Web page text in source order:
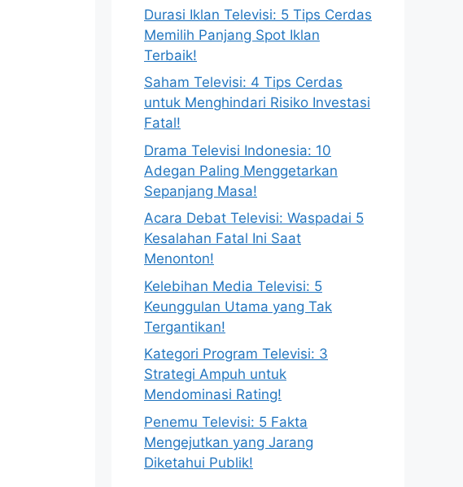
Durasi Iklan Televisi: 5 Tips Cerdas
Memilih Panjang Spot Iklan
Terbaik!
Saham Televisi: 4 Tips Cerdas
untuk Menghindari Risiko Investasi
Fatal!
Drama Televisi Indonesia: 10
Adegan Paling Menggetarkan
Sepanjang Masa!
Acara Debat Televisi: Waspadai 5
Kesalahan Fatal Ini Saat
Menonton!
Kelebihan Media Televisi: 5
Keunggulan Utama yang Tak
Tergantikan!
Kategori Program Televisi: 3
Strategi Ampuh untuk
Mendominasi Rating!
Penemu Televisi: 5 Fakta
Mengejutkan yang Jarang
Diketahui Publik!